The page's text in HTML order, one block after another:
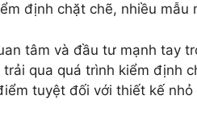
định chặt chẽ, nhiều mẫu
tâm và đầu tư mạnh tay
trải qua quá trình kiểm định
tuyệt đối với thiết kế